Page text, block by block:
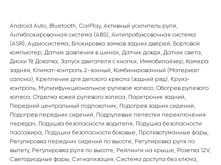
Android Auto, Bluetooth, CarPlay, Активный усилитель руля,
Антиблокировочная система (ABS), Антипробуксовочная система
(ASR), Аудиосистема, Блокировка замков задних дверей, Бортовой
компьютер, Датчик давления в шинах, Датчик дождя, Датчик света,
Диски 19, Докатка, Запуск двигателя с кнопки, Иммобилайзер, Камера
задняя, Климат-контроль 2-зонный, Комбинированный (Материал
салона), Крепление для детского кресла (задний ряд), Круиз-
контроль, Мультифункциональное рулевое колесо, Обогрев рулевого
колеса, Отделка кожей рулевого колеса, Парктроник задний,
Передний центральный подлокотник, Подогрев задних сидений,
Подогрев передних сидений, Подрулевые лепестки переключения
передач, Подушка безопасности водителя, Подушка безопасности
пассажира, Подушки безопасности боковые, Противотуманные фары,
Регулировка передних сидений по высоте, Регулировка руля по
вылету, Регулировка руля по высоте, Рейлинги на крыше, Розетка 12V,
Светодиодные фары, Сигнализация, Система доступа без ключа,